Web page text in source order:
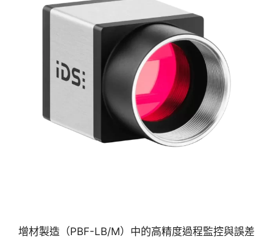
增材製造（PBF-LB/M）中的高精度過程監控與誤差